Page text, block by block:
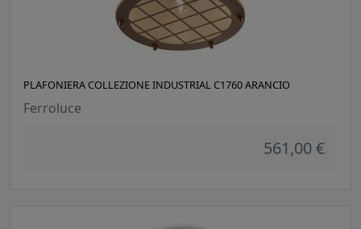
PLAFONIERA COLLEZIONE INDUSTRIAL C1760 ARANCIO
Ferroluce
561,00 €